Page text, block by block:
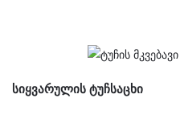
ᲡᲘᲧᲕᲐᲠᲣᲚᲘᲡ ᲢᲣᲩᲡᲐᲪᲮᲘ